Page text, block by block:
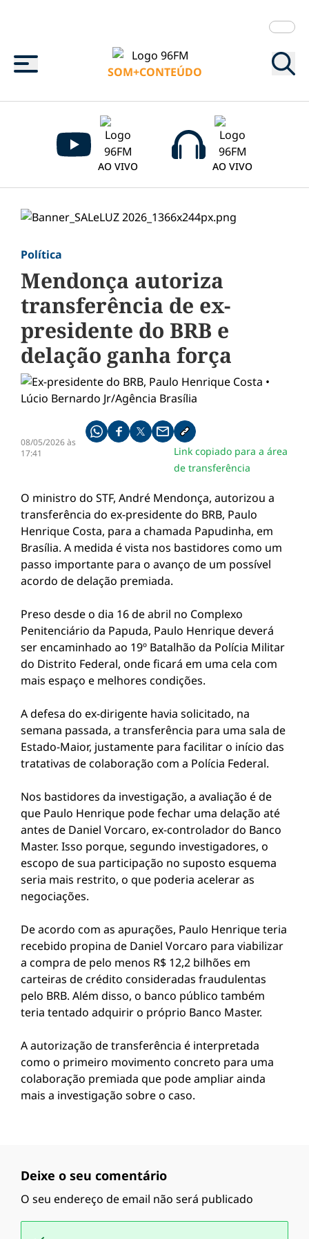
Menu
SOM+CONTEÚDO
AO VIVO AO VIVO
Política
Mendonça autoriza
transferência de ex-
presidente do BRB e
delação ganha força
08/05/2026 às
17:41
Compartilhe pelo whatsapp
Compartilhar no facebook
Compartilhar no twitter
Compartilhe pelo email
Copiar link da notícia
Link copiado para a área
de transferência
O ministro do STF, André Mendonça, autorizou a
transferência do ex-presidente do BRB, Paulo
Henrique Costa, para a chamada Papudinha, em
Brasília. A medida é vista nos bastidores como um
passo importante para o avanço de um possível
acordo de delação premiada.
Preso desde o dia 16 de abril no Complexo
Penitenciário da Papuda, Paulo Henrique deverá
ser encaminhado ao 19º Batalhão da Polícia Militar
do Distrito Federal, onde ficará em uma cela com
mais espaço e melhores condições.
A defesa do ex-dirigente havia solicitado, na
semana passada, a transferência para uma sala de
Estado-Maior, justamente para facilitar o início das
tratativas de colaboração com a Polícia Federal.
Nos bastidores da investigação, a avaliação é de
que Paulo Henrique pode fechar uma delação até
antes de Daniel Vorcaro, ex-controlador do Banco
Master. Isso porque, segundo investigadores, o
escopo de sua participação no suposto esquema
seria mais restrito, o que poderia acelerar as
negociações.
De acordo com as apurações, Paulo Henrique teria
recebido propina de Daniel Vorcaro para viabilizar
a compra de pelo menos R$ 12,2 bilhões em
carteiras de crédito consideradas fraudulentas
pelo BRB. Além disso, o banco público também
teria tentado adquirir o próprio Banco Master.
A autorização de transferência é interpretada
como o primeiro movimento concreto para uma
colaboração premiada que pode ampliar ainda
mais a investigação sobre o caso.
Deixe o seu comentário
O seu endereço de email não será publicado